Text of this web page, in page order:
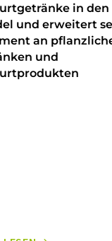
in den
und erweitert
an
und